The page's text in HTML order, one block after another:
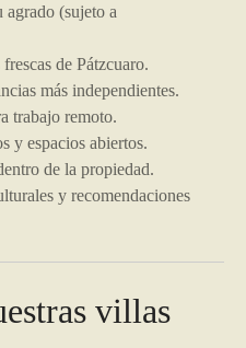
(sujeto a
de Pátzcuaro.
más independientes.
trabajo remoto.
y espacios abiertos.
de la propiedad.
y recomendaciones
villas